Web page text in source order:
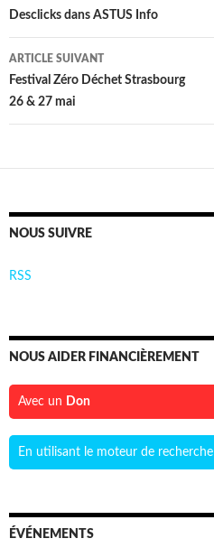
des
articles
Desclicks dans ASTUS Info
ARTICLE SUIVANT
Festival Zéro Déchet Strasbourg
26 & 27 mai
NOUS SUIVRE
RSS
NOUS AIDER FINANCIÈREMENT
Avec un Don
En utilisant le moteur de recherche
ÉVÉNEMENTS